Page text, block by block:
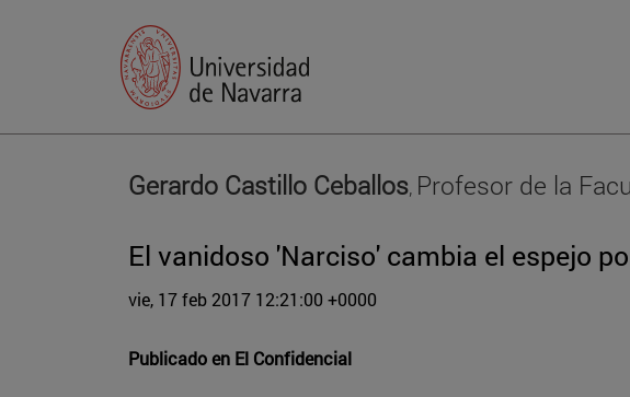
Gerardo Castillo Ceballos, Profesor de la
El vanidoso 'Narciso' cambia el espejo
vie, 17 feb 2017 12:21:00 +0000
Publicado en El Confidencial